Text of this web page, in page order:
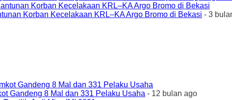
Korban Kecelakaan KRL–KA Argo Bromo di Bekasi - 3
Gandeng 8 Mal dan 331 Pelaku Usaha - 12 bulan ago